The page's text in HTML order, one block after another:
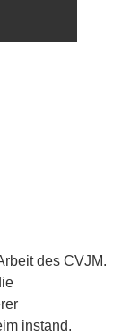
des CVJM.
instand.